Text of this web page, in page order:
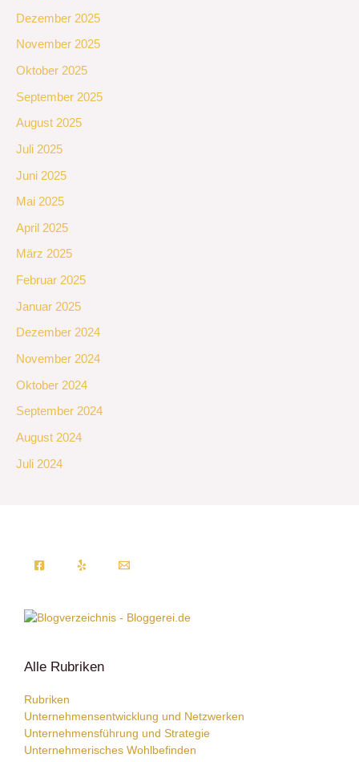
Dezember 2025
November 2025
Oktober 2025
September 2025
August 2025
Juli 2025
Juni 2025
Mai 2025
April 2025
März 2025
Februar 2025
Januar 2025
Dezember 2024
November 2024
Oktober 2024
September 2024
August 2024
Juli 2024
Alle Rubriken
Rubriken
Unternehmensentwicklung und Netzwerken
Unternehmensführung und Strategie
Unternehmerisches Wohlbefinden